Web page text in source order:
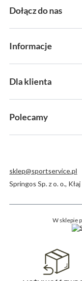
Dołącz do nas
Informacje
Dla klienta
Polecamy
sklep@sportservice.pl
Springos Sp. z o. o.,
W sklepie